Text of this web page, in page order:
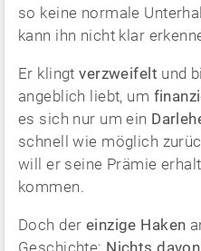
so keine normale
kann ihn nicht klar
Er klingtverzweifelt und
angeblich liebt, um
es sich nur um ein
schnell wie möglich
will er seine Prämie
kommen.
Doch der einzige Haken
Geschichte: Nichts